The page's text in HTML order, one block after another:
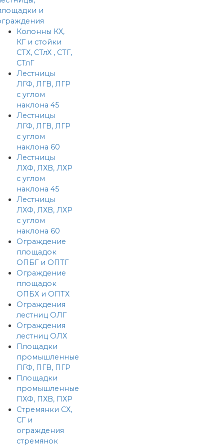
и
Колонны КХ,
КГ и стойки
СТХ, СТлХ , СТГ,
СТлГ
Лестницы
ЛГФ, ЛГВ, ЛГР
с углом
наклона 45
Лестницы
ЛГФ, ЛГВ, ЛГР
с углом
наклона 60
Лестницы
ЛХФ, ЛХВ, ЛХР
с углом
наклона 45
Лестницы
ЛХФ, ЛХВ, ЛХР
с углом
наклона 60
Ограждение
площадок
ОПБГ и ОПТГ
Ограждение
площадок
ОПБХ и ОПТХ
Ограждения
лестниц ОЛГ
Ограждения
лестниц ОЛХ
Площадки
промышленные
ПГФ, ПГВ, ПГР
Площадки
промышленные
ПХФ, ПХВ, ПХР
Стремянки СХ,
СГ и
ограждения
стремянок